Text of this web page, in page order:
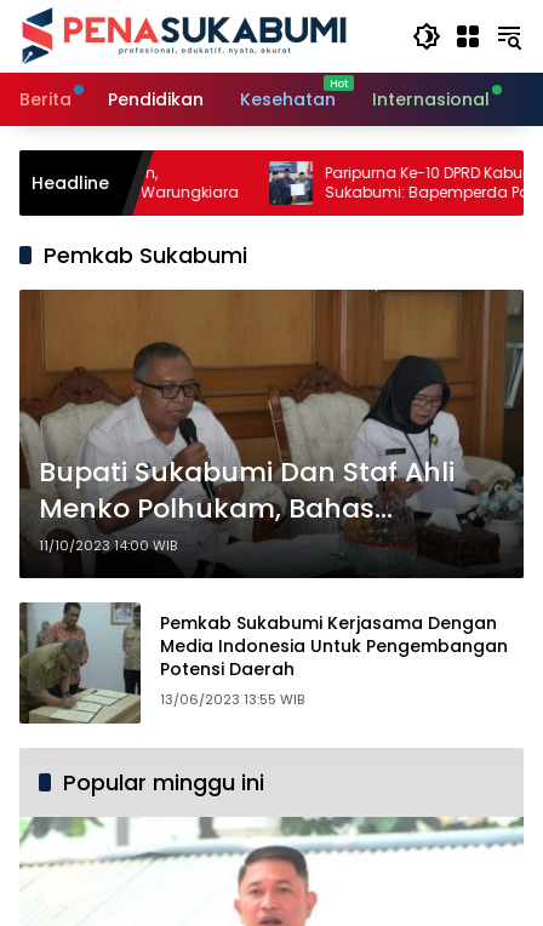
Langsung
konten
Berita
Pendidikan Kesehatan Internasional
Headline
Pertanian,
Perikanan Warungkiara
Paripurna Ke-10 DPRD Kabupaten
Sukabumi: Bapemperda Paparkan
Bahasan, Bupati Sampaikan Nota
Pemkab Sukabumi
Bupati Sukabumi Dan Staf Ahli
Menko Polhukam, Bahas
Penguatan Ekonomi Daerah
11/10/2023 14:00 WIB
Pemkab Sukabumi Kerjasama Dengan
Media Indonesia Untuk Pengembangan
Potensi Daerah
13/06/2023 13:55 WIB
Popular minggu ini